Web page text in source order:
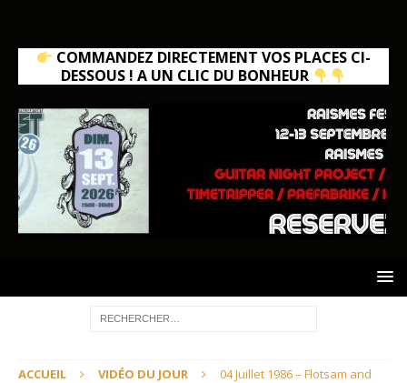
COMMANDEZ DIRECTEMENT VOS PLACES CI-
DESSOUS ! A UN CLIC DU BONHEUR
ACCUEIL VIDÉO DU JOUR
04 Juillet 1986 – Flotsam and